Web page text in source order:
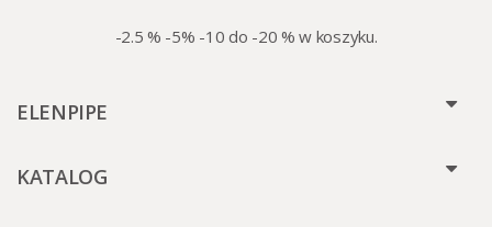
-2.5 % -5% -10 do -20 % w koszyku.
ELENPIPE
KATALOG